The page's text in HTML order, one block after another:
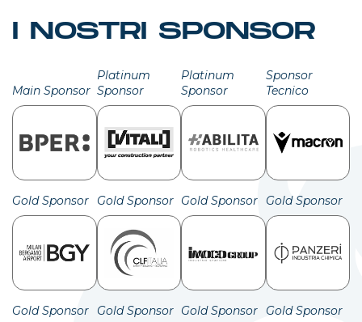
I NOSTRI SPONSOR
Main Sponsor
Platinum
Sponsor
Platinum
Sponsor
Sponsor
Tecnico
Gold Sponsor Gold Sponsor Gold Sponsor Gold Sponsor
Gold Sponsor Gold Sponsor Gold Sponsor Gold Sponsor